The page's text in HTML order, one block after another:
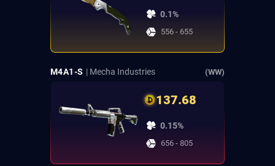
0.1%
556 - 655
M4A1-S | Mecha Industries (WW)
137.68
0.15%
656 - 805